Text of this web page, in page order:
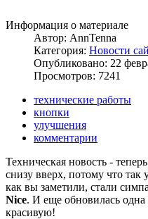
Информация о материале
Автор: AnnTenna
Категория: Новости
Опубликовано: 22
Просмотров: 7241
технические работы
кнопки
улучшения
комментарии
Техническая новость -
снизу вверх, потому что
как вы заметили, стали
Nice. И еще обновилась одна
красивую!